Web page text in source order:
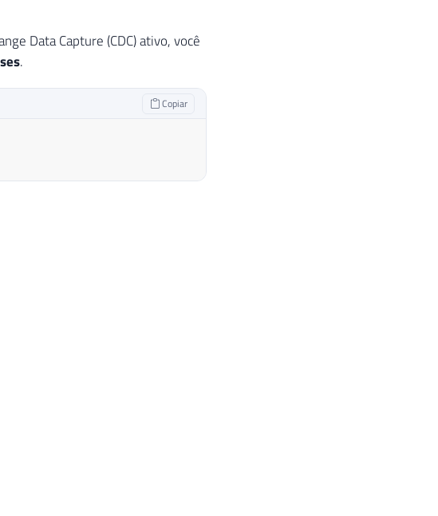
Data Capture (CDC) ativo, você
.
Copiar